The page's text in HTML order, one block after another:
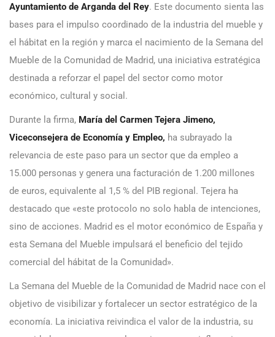
Ayuntamiento de Arganda del Rey. Este documento sienta las
bases para el impulso coordinado de la industria del mueble y
el hábitat en la región y marca el nacimiento de la Semana del
Mueble de la Comunidad de Madrid, una iniciativa estratégica
destinada a reforzar el papel del sector como motor
económico, cultural y social.
Durante la firma, María del Carmen Tejera Jimeno,
Viceconsejera de Economía y Empleo, ha subrayado la
relevancia de este paso para un sector que da empleo a
15.000 personas y genera una facturación de 1.200 millones
de euros, equivalente al 1,5 % del PIB regional. Tejera ha
destacado que «este protocolo no solo habla de intenciones,
sino de acciones. Madrid es el motor económico de España y
esta Semana del Mueble impulsará el beneficio del tejido
comercial del hábitat de la Comunidad».
La Semana del Mueble de la Comunidad de Madrid nace con el
objetivo de visibilizar y fortalecer un sector estratégico de la
economía. La iniciativa reivindica el valor de la industria, su